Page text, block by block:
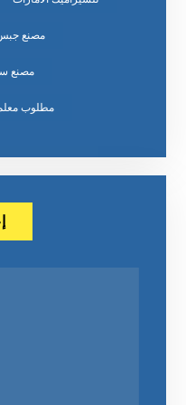
مصنع جبس
مصنع
مطلوب